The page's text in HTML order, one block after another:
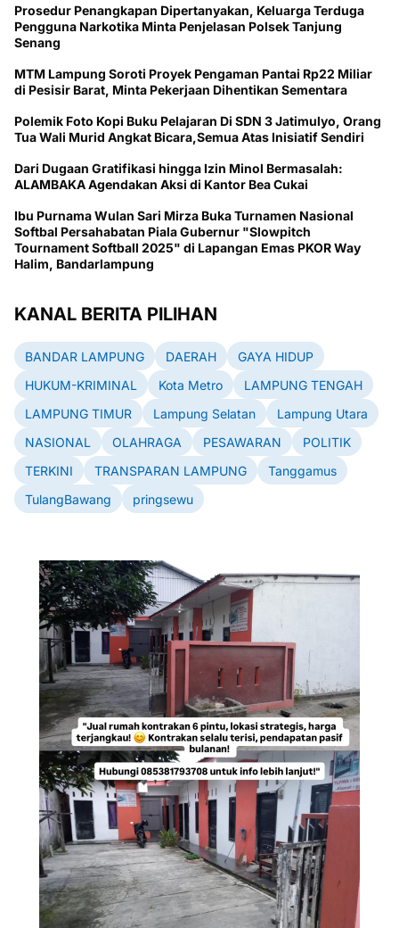
Prosedur Penangkapan Dipertanyakan, Keluarga Terduga
Pengguna Narkotika Minta Penjelasan Polsek Tanjung
Senang
MTM Lampung Soroti Proyek Pengaman Pantai Rp22 Miliar
di Pesisir Barat, Minta Pekerjaan Dihentikan Sementara
Polemik Foto Kopi Buku Pelajaran Di SDN 3 Jatimulyo, Orang
Tua Wali Murid Angkat Bicara,Semua Atas Inisiatif Sendiri
Dari Dugaan Gratifikasi hingga Izin Minol Bermasalah:
ALAMBAKA Agendakan Aksi di Kantor Bea Cukai
Ibu Purnama Wulan Sari Mirza Buka Turnamen Nasional
Softbal Persahabatan Piala Gubernur "Slowpitch
Tournament Softball 2025" di Lapangan Emas PKOR Way
Halim, Bandarlampung
KANAL BERITA PILIHAN
BANDAR LAMPUNG DAERAH
GAYA HIDUP
HUKUM-KRIMINAL
Kota Metro
LAMPUNG TENGAH
LAMPUNG TIMUR
Lampung Selatan
Lampung Utara
NASIONAL
OLAHRAGA PESAWARAN
POLITIK
TERKINI
TRANSPARAN LAMPUNG
Tanggamus
TulangBawang
pringsewu